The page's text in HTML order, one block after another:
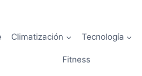
Climatización Tecnología
Fitness